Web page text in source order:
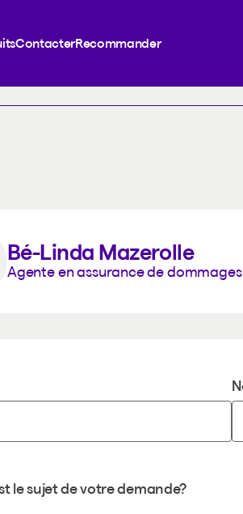
ContacterRecommander
Bé-Linda Mazerolle
Agente en assurance de
le sujet de votre demande?